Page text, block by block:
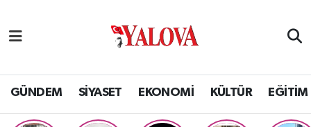
GÜNDEM SİYASET EKONOMİ KÜLTÜR EĞİTİM
SİYASET
EKONOMİ
Yalova Nöbetçi Eczaneler
Yalova Hava Durumu
Yalova Namaz Vakitleri